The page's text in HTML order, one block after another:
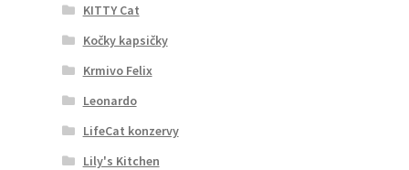
KITTY Cat
Kočky kapsičky
Krmivo Felix
Leonardo
LifeCat konzervy
Lily's Kitchen